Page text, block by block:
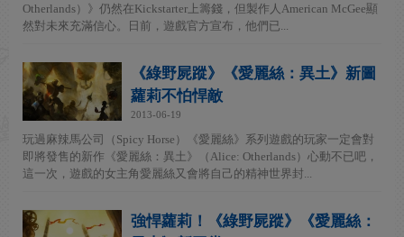
Otherlands）》仍然在Kickstarter上籌錢，但製作人American McGee顯
然對未來充滿信心。日前，遊戲官方宣布，他們已...
《綠野屍蹤》《愛麗絲：異土》新圖
蘿莉不怕悍敵
2013-06-19
玩過麻辣馬公司（Spicy Horse）《愛麗絲》系列遊戲的玩家一定會對
即將發售的新作《愛麗絲：異土》（Alice: Otherlands）心動不已吧，
這一次，遊戲的女主角愛麗絲又會將自己的精神世界封...
強悍蘿莉！《綠野屍蹤》《愛麗絲：